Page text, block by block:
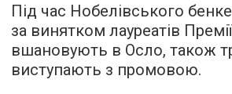
Під час Нобелівського
за винятком лауреатів
вшановують в Осло, також
виступають з промовою.